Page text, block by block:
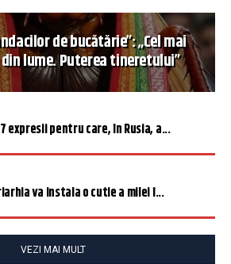
de bucătărie”: „Cel mai
lume. Puterea tineretului”
expresii pentru care, în Rusia, a...
va instala o cutie a milei î...
VEZI MAI MULT